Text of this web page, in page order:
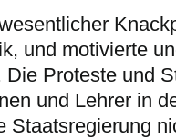
und motivierte
Proteste und
und Lehrer in
Staatsregierung